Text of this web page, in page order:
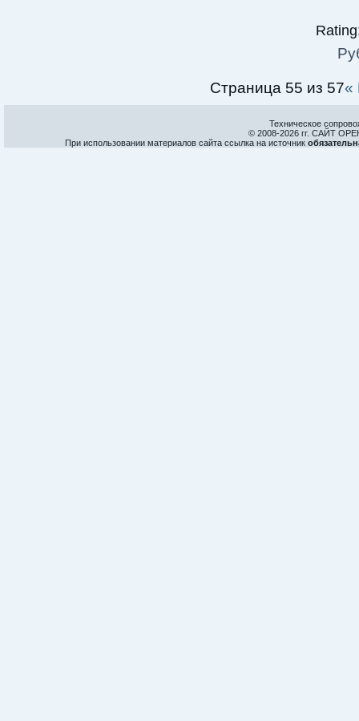
Страница 55 из 57«
Техническое
© 2008-2026 гг. САЙТ
При использовании материалов сайта ссылка на источник